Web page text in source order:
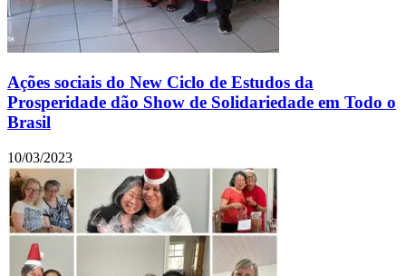
Ações sociais do New Ciclo de Estudos da
Prosperidade dão Show de Solidariedade em Todo o
Brasil
10/03/2023